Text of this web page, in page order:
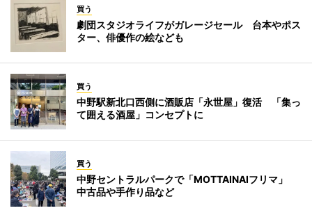
買う
劇団スタジオライフがガレージセール 台本やポス
ター、俳優作の絵なども
買う
中野駅新北口西側に酒販店「永世屋」復活 「集っ
て囲える酒屋」コンセプトに
買う
中野セントラルパークで「MOTTAINAIフリマ」
中古品や手作り品など